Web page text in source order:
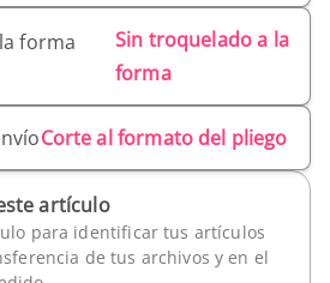
forma
Sin troquelado a la
forma
Corte al formato del pliego
artículo
para identificar tus artículos
de tus archivos y en el